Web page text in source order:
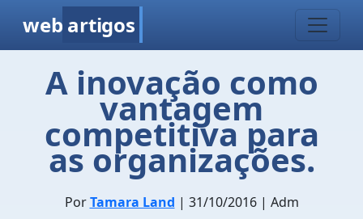
web artigos
A inovação como
vantagem
competitiva para
as organizações.
PorTamara Land | 31/10/2016 | Adm